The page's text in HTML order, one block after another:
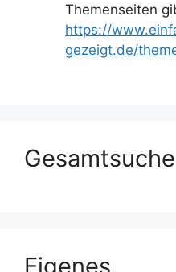
Themenseiten
https://
gezeigt.de/
Gesamtsuche
Eigenes